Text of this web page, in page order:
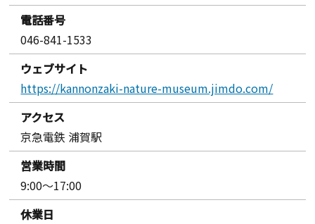
電話番号
046-841-1533
ウェブサイト
https://kannonzaki-nature-museum.jimdo.com/
アクセス
京急電鉄 浦賀駅
営業時間
9:00～17:00
休業日